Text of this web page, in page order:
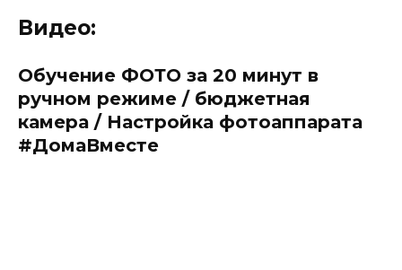
Видео:
Обучение ФОТО за 20 минут в
ручном режиме / бюджетная
камера / Настройка фотоаппарата
#ДомаВместе